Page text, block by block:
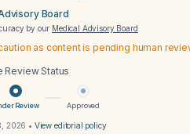
Board
by our Medical Advisory Board
as content is pending human
Review Status
Review Approved
2026 • View editorial policy